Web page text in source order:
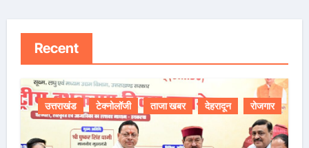
Recent
उत्तराखंड टेक्नोलॉजी ताजा खबर देहरादून रोजगार